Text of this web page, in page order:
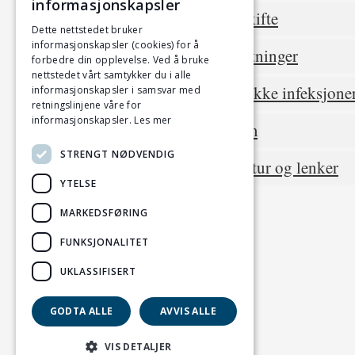
Stoffskifte
Forgiftninger
Spesifikke
Spelam
Litteratur og lenker
informasjonskapsler
Dette nettstedet bruker
informasjonskapsler (cookies) for å
forbedre din opplevelse. Ved å bruke
nettstedet vårt samtykker du i alle
informasjonskapsler i samsvar med
retningslinjene våre for
informasjonskapsler. Les mer
STRENGT NØDVENDIG
YTELSE
MARKEDSFØRING
FUNKSJONALITET
UKLASSIFISERT
GODTA ALLE AVVIS ALLE
VIS DETALJER